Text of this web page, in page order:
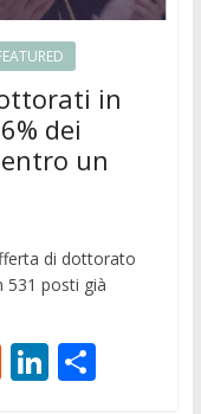
in
dei
un
di dottorato
531 posti già
R Li C